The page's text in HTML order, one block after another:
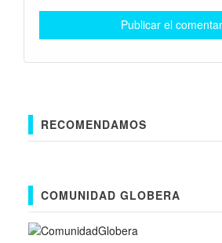
RECOMENDAMOS
COMUNIDAD GLOBERA